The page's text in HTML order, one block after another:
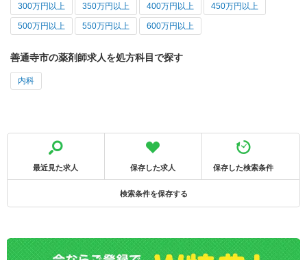
300万円以上 350万円以上 400万円以上 450万円以上
500万円以上 550万円以上 600万円以上
善通寺市の薬剤師求人を処方科目で探す
内科
最近見た求人 保存した求人 保存した検索条件
検索条件を保存する